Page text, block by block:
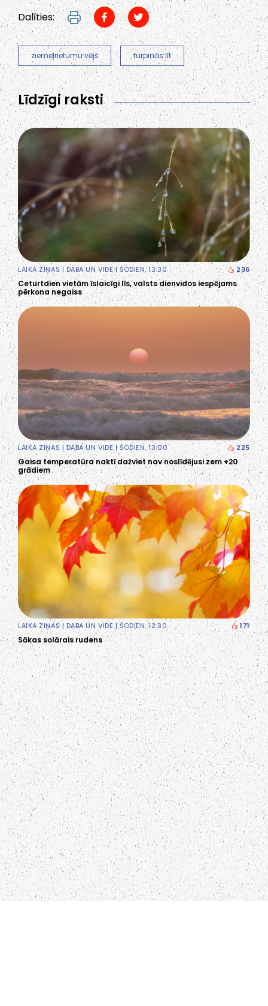
Dalīties:
ziemeļrietumu vējš turpinās līt
Līdzīgi raksti
LAIKA ZIŅAS | DABA UN VIDE| ŠODIEN, 13:30 236
Ceturtdien vietām īslaicīgi līs, valsts dienvidos iespējams
pērkona negaiss
LAIKA ZIŅAS |DABA UN VIDE| ŠODIEN, 13:00 225
Gaisa temperatūra naktī dažviet nav noslīdējusi zem +20
grādiem
LAIKA ZIŅAS|DABA UN VIDE| ŠODIEN, 12:30 171
Sākas solārais rudens